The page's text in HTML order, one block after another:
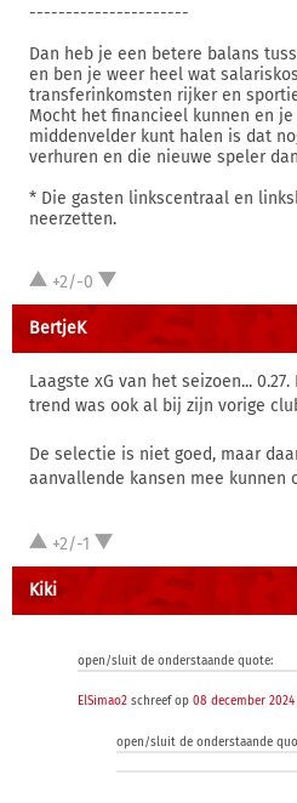
----------------------
Dan heb je een betere balans
en ben je weer heel wat
transferinkomsten rijker en
Mocht het financieel kunnen en
middenvelder kunt halen is dat
verhuren en die nieuwe speler
* Die gasten linkscentraal en
neerzetten.
+2/-0
BertjeK
Laagste xG van het seizoen...
trend was ook al bij zijn vorige
De selectie is niet goed, maar
aanvallende kansen mee kunnen
+2/-1
Kiki
open/sluit de onderstaande quote:
ElSimao2 schreef op 08 december 2024
open/sluit de onderstaande